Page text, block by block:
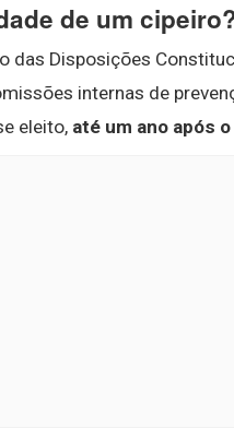
de um
das Disposições
internas de
eleito, até um ano após